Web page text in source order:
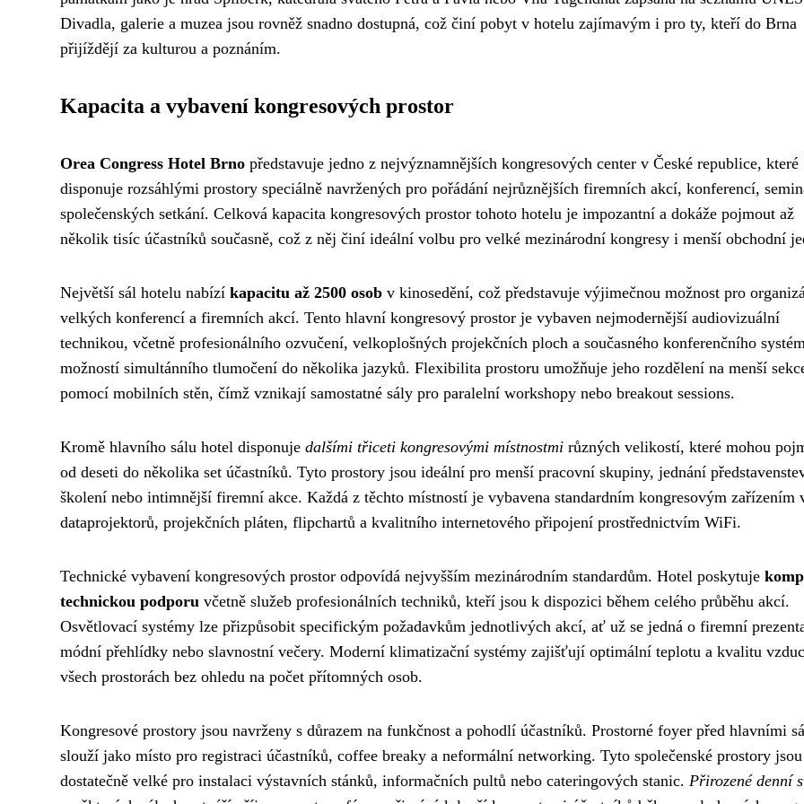
Divadla, galerie a muzea jsou rovněž snadno dostupná, což činí pobyt v hotelu zajímavým i pro ty, kteří do Brna
přijíždějí za kulturou a poznáním.
Kapacita a vybavení kongresových prostor
Orea Congress Hotel Brno představuje jedno z nejvýznamnějších kongresových center v České republice, které
disponuje rozsáhlými prostory speciálně navržených pro pořádání nejrůznějších firemních akcí, konferencí,
společenských setkání. Celková kapacita kongresových prostor tohoto hotelu je impozantní a dokáže pojmout až
několik tisíc účastníků současně, což z něj činí ideální volbu pro velké mezinárodní kongresy i menší obchodní
Největší sál hotelu nabízí kapacitu až 2500 osob v kinosedění, což představuje výjimečnou možnost pro
velkých konferencí a firemních akcí. Tento hlavní kongresový prostor je vybaven nejmodernější audiovizuální
technikou, včetně profesionálního ozvučení, velkoplošných projekčních ploch a současného konferenčního
možností simultánního tlumočení do několika jazyků. Flexibilita prostoru umožňuje jeho rozdělení na menší
pomocí mobilních stěn, čímž vznikají samostatné sály pro paralelní workshopy nebo breakout sessions.
Kromě hlavního sálu hotel disponuje dalšími třiceti kongresovými místnostmi různých velikostí, které mohou
od deseti do několika set účastníků. Tyto prostory jsou ideální pro menší pracovní skupiny, jednání
školení nebo intimnější firemní akce. Každá z těchto místností je vybavena standardním kongresovým zařízením
dataprojektorů, projekčních pláten, flipchartů a kvalitního internetového připojení prostřednictvím WiFi.
Technické vybavení kongresových prostor odpovídá nejvyšším mezinárodním standardům. Hotel poskytuje
technickou podporu včetně služeb profesionálních techniků, kteří jsou k dispozici během celého průběhu akcí.
Osvětlovací systémy lze přizpůsobit specifickým požadavkům jednotlivých akcí, ať už se jedná o firemní
módní přehlídky nebo slavnostní večery. Moderní klimatizační systémy zajišťují optimální teplotu a kvalitu
všech prostorách bez ohledu na počet přítomných osob.
Kongresové prostory jsou navrženy s důrazem na funkčnost a pohodlí účastníků. Prostorné foyer před hlavními
slouží jako místo pro registraci účastníků, coffee breaky a neformální networking. Tyto společenské prostory jsou
dostatečně velké pro instalaci výstavních stánků, informačních pultů nebo cateringových stanic. Přirozené denní